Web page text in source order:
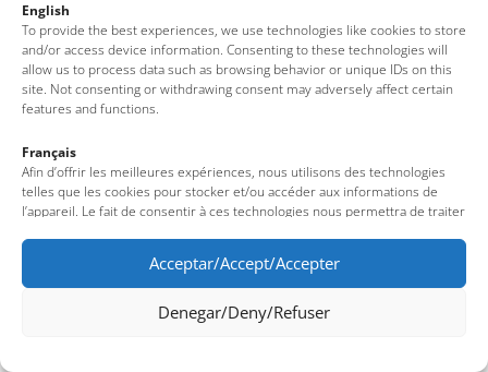
English
To provide the best experiences, we use technologies like cookies to store
and/or access device information. Consenting to these technologies will
allow us to process data such as browsing behavior or unique IDs on this
site. Not consenting or withdrawing consent may adversely affect certain
features and functions.
Français
Afin d’offrir les meilleures expériences, nous utilisons des technologies
telles que les cookies pour stocker et/ou accéder aux informations de
l’appareil. Le fait de consentir à ces technologies nous permettra de traiter
uniques sur ce site. Le fait de ne pas consentir ou de retirer son
consentement peut avoir un effet négatif sur certaines fonctionnalités et
caractéristiques du site.
Acceptar/Accept/Accepter
Denegar/Deny/Refuser